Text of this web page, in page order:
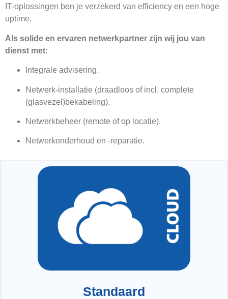
IT-oplossingen ben je verzekerd van efficiency en een hoge
uptime.
Als solide en ervaren netwerkpartner zijn wij jou van
dienst met:
Integrale advisering.
Netwerk-installatie (draadloos of incl. complete
(glasvezel)bekabeling).
Netwerkbeheer (remote of op locatie).
Netwerkonderhoud en -reparatie.
Standaard